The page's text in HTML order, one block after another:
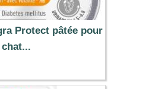
Protect pâtée pour
chat...
€